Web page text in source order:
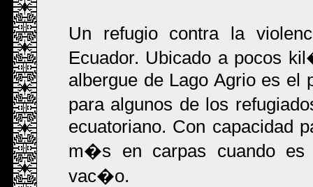
Un refugio contra la
Ecuador. Ubicado a pocos
albergue de Lago Agrio es el
para algunos de los
ecuatoriano. Con capacidad
m�s en carpas cuando
vac�o.